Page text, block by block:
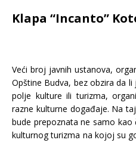
Klapa “Incanto”
Veći broj javnih ustanova,
Opštine Budva, bez obzira da
polje kulture ili turizma,
razne kulturne događaje. Na
bude prepoznata ne samo
kulturnog turizma na kojoj su